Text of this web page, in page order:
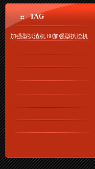
TAG
加强型扒渣机 80加强型扒渣机